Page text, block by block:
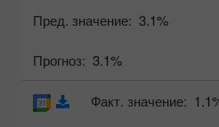
Пред. значение: 3.1%
Прогноз: 3.1%
Факт. значение: